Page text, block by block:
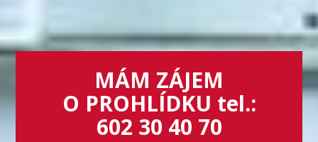
MÁM ZÁJEM
O PROHLÍDKU tel.:
602 30 40 70